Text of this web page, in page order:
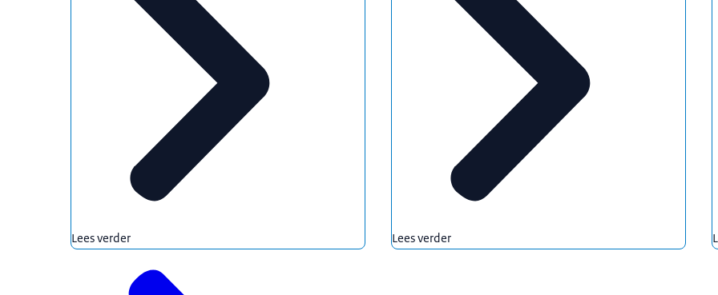
Lees verder Lees verder